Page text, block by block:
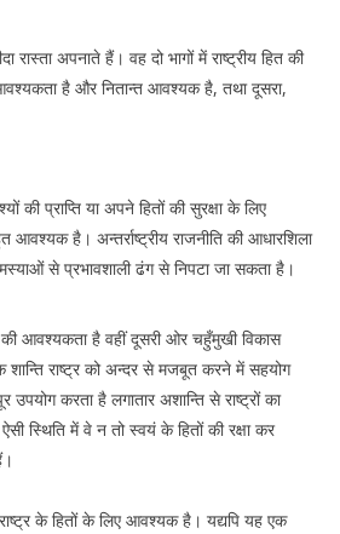
रास्ता अपनाते हैं। वह दो भागों में राष्ट्रीय हित की
है और नितान्त आवश्यक है, तथा दूसरा,
की प्राप्ति या अपने हितों की सुरक्षा के लिए
है। अन्तर्राष्ट्रीय राजनीति की आधारशिला
से प्रभावशाली ढंग से निपटा जा सकता है।
की आवश्यकता है वहीं दूसरी ओर चहुँमुखी विकास
राष्ट्र को अन्दर से मजबूत करने में सहयोग
करता है लगातार अशान्ति से राष्ट्रों का
स्थिति में वे न तो स्वयं के हितों की रक्षा कर
के हितों के लिए आवश्यक है। यद्यपि यह एक